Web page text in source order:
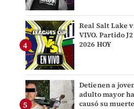
Real Salt Lake
VIVO. Partido
2026 HOY
Detienen a
adulto mayor
causó su